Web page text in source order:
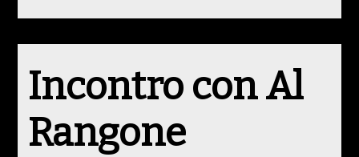
Incontro con Al
Rangone